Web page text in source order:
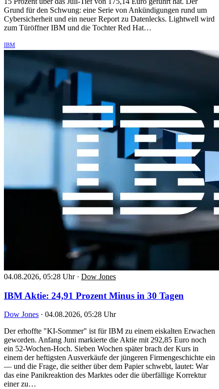
Grund für den Schwung: eine Serie von Ankündigungen rund um
Cybersicherheit und ein neuer Report zu Datenlecks. Lightwell wird
zum Türöffner IBM und die Tochter Red Hat…
IBM
04.08.2026, 05:28 Uhr · Dow Jones
IBM Aktie: 24,91 Prozent Minus in 30 Tagen
Dow Jones · 04.08.2026, 05:28 Uhr
Der erhoffte "KI-Sommer" ist für IBM zu einem eiskalten Erwachen
geworden. Anfang Juni markierte die Aktie mit 292,85 Euro noch
ein 52-Wochen-Hoch. Sieben Wochen später brach der Kurs in
einem der heftigsten Ausverkäufe der jüngeren Firmengeschichte ein
— und die Frage, die seither über dem Papier schwebt, lautet: War
das eine Panikreaktion des Marktes oder die überfällige Korrektur
einer zu…